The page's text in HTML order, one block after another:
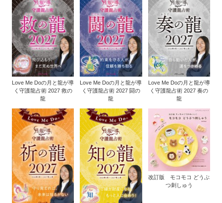
Love Me Doの月と龍が導
く守護龍占術 2027 救の
龍
Love Me Doの月と龍が導
く守護龍占術 2027 闘の
龍
Love Me Doの月と龍が導
く守護龍占術 2027 奏の
龍
改訂版 モコモコ どうぶ
つ刺しゅう